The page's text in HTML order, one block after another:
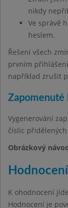
nikdy
Ve správě
heslem.
Řešení všech
prvním
například zrušit
Zapomenuté
Vygenerování
číslic
Obrázkový
K ohodnocení
Hodnocení je